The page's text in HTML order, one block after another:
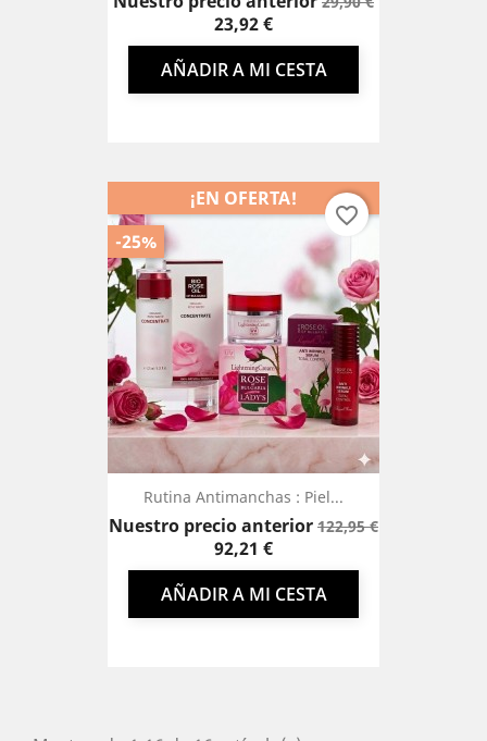
23,92 €
AÑADIR A MI CESTA
Rutina Antimanchas : Piel...
Nuestro precio anteriorPrecio
122,95 €
Precio
92,21 €
AÑADIR A MI CESTA
¡EN OFERTA!
-25%
favorite_border